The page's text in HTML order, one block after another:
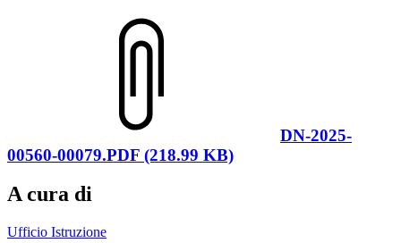
DN-2025-
00560-00079.PDF (218.99 KB)
A cura di
Ufficio Istruzione